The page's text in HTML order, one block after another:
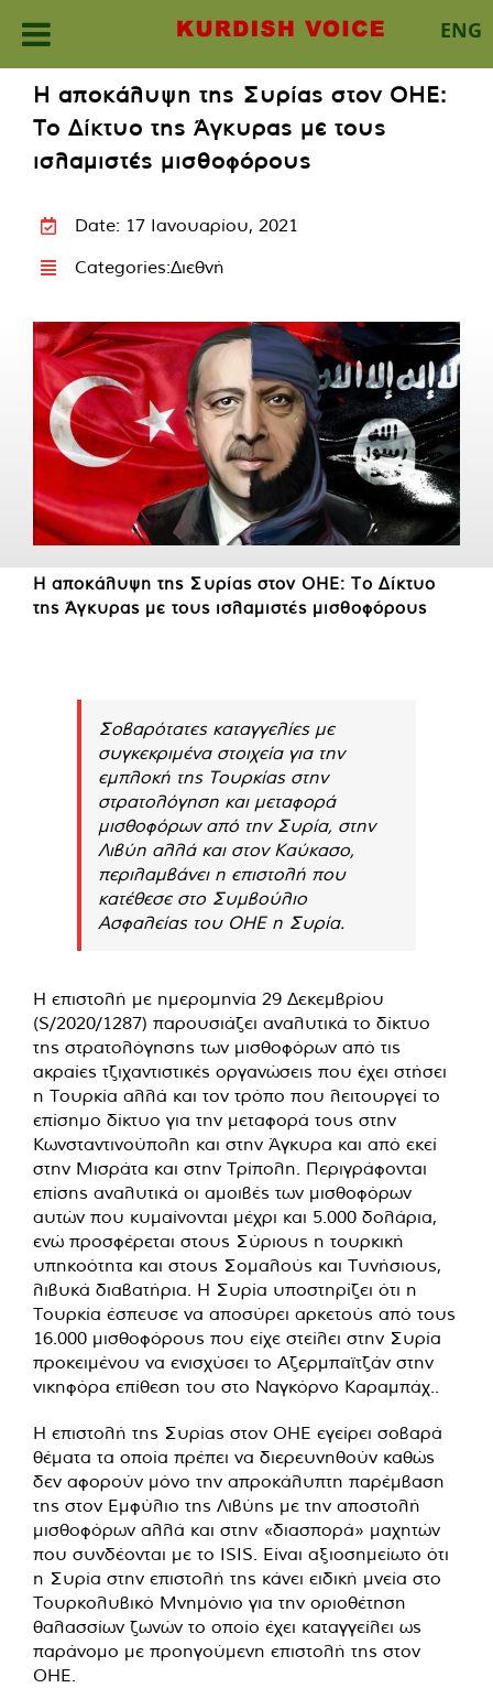
ENG
content
Η αποκάλυψη της Συρίας στον ΟΗΕ:
Το Δίκτυο της Άγκυρας με τους
ισλαμιστές μισθοφόρους
Date: 17 Ιανουαρίου, 2021
Categories:Διεθνή
Η αποκάλυψη της Συρίας στον ΟΗΕ: Το Δίκτυο
της Άγκυρας με τους ισλαμιστές μισθοφόρους
Σοβαρότατες καταγγελίες με
συγκεκριμένα στοιχεία για την
εμπλοκή της Τουρκίας στην
στρατολόγηση και μεταφορά
μισθοφόρων από την Συρία, στην
Λιβύη αλλά και στον Καύκασο,
περιλαμβάνει η επιστολή που
κατέθεσε στο Συμβούλιο
Ασφαλείας του ΟΗΕ η Συρία.
Η επιστολή με ημερομηνία 29 Δεκεμβρίου
(S/2020/1287) παρουσιάζει αναλυτικά το δίκτυο
της στρατολόγησης των μισθοφόρων από τις
ακραίες τζιχαντιστικές οργανώσεις που έχει στήσει
η Τουρκία αλλά και τον τρόπο που λειτουργεί το
επίσημο δίκτυο για την μεταφορά τους στην
Κωνσταντινούπολη και στην Άγκυρα και από εκεί
στην Μισράτα και στην Τρίπολη. Περιγράφονται
επίσης αναλυτικά οι αμοιβές των μισθοφόρων
αυτών που κυμαίνονται μέχρι και 5.000 δολάρια,
ενώ προσφέρεται στους Σύριους η τουρκική
υπηκοότητα και στους Σομαλούς και Τυνήσιους,
λιβυκά διαβατήρια. Η Συρία υποστηρίζει ότι η
Τουρκία έσπευσε να αποσύρει αρκετούς από τους
16.000 μισθοφόρους που είχε στείλει στην Συρία
προκειμένου να ενισχύσει το Αζερμπαϊτζάν στην
νικηφόρα επίθεση του στο Ναγκόρνο Καραμπάχ..
Η επιστολή της Συρίας στον ΟΗΕ εγείρει σοβαρά
θέματα τα οποία πρέπει να διερευνηθούν καθώς
δεν αφορούν μόνο την απροκάλυπτη παρέμβαση
της στον Εμφύλιο της Λιβύης με την αποστολή
μισθοφόρων αλλά και στην «διασπορά» μαχητών
που συνδέονται με το ISIS. Είναι αξιοσημείωτο ότι
η Συρία στην επιστολή της κάνει ειδική μνεία στο
Τουρκολυβικό Μνημόνιο για την οριοθέτηση
θαλασσίων ζωνών το οποίο έχει καταγγείλει ως
παράνομο με προηγούμενη επιστολή της στον
ΟΗΕ.